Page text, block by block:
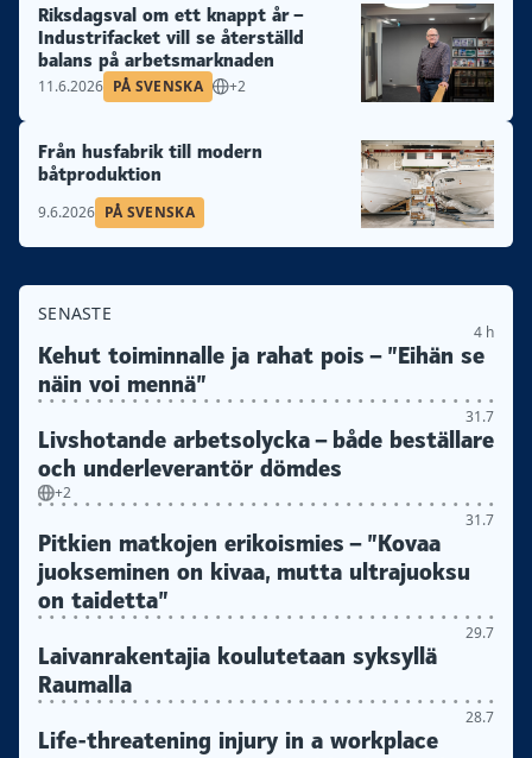
Riksdagsval om ett knappt år –
Industrifacket vill se återställd
balans på arbetsmarknaden
11.6.2026 PÅ SVENSKA +2
Från husfabrik till modern
båtproduktion
9.6.2026 PÅ SVENSKA
SENASTE
4 h
Kehut toiminnalle ja rahat pois – ”Eihän se
näin voi mennä”
31.7
Livshotande arbetsolycka – både beställare
och underleverantör dömdes
+2
31.7
Pitkien matkojen erikoismies – ”Kovaa
juokseminen on kivaa, mutta ultrajuoksu
on taidetta”
29.7
Laivanrakentajia koulutetaan syksyllä
Raumalla
28.7
Life-threatening injury in a workplace